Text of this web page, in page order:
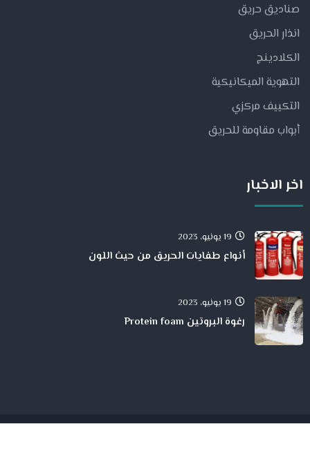
صناديق حريق
انذار الحريق
الكلادينج
التهوية الميكانيكية
التكييف مركزي
أبواب مقاومة للحريق
اخر الاخبار
19 يونيو، 2023
أنواع طفايات الحريق من حيث اللون
19 يونيو، 2023
رغوة البروتين Protein foam